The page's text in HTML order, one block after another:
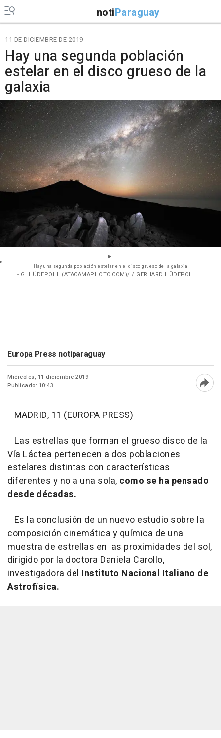
notiParaguay
11 DE DICIEMBRE DE 2019
Hay una segunda población
estelar en el disco grueso de la
galaxia
Hay una segunda población estelar en el disco grueso de la galaxia
- G. HÜDEPOHL (ATACAMAPHOTO.COM)/ / GERHARD HÜDEPOHL
Europa Press notiparaguay
Miércoles, 11 diciembre 2019
Publicado: 10:43
MADRID, 11 (EUROPA PRESS)
Las estrellas que forman el grueso disco de la
Vía Láctea pertenecen a dos poblaciones
estelares distintas con características
diferentes y no a una sola, como se ha pensado
desde décadas.
Es la conclusión de un nuevo estudio sobre la
composición cinemática y química de una
muestra de estrellas en las proximidades del sol,
dirigido por la doctora Daniela Carollo,
investigadora del Instituto Nacional Italiano de
Astrofísica.